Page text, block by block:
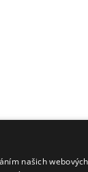
našich